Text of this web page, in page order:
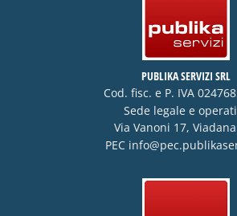
PUBLIKA SERVIZI SRL
Cod. fisc. e P. IVA
Sede legale e
Via Vanoni 17,
PEC